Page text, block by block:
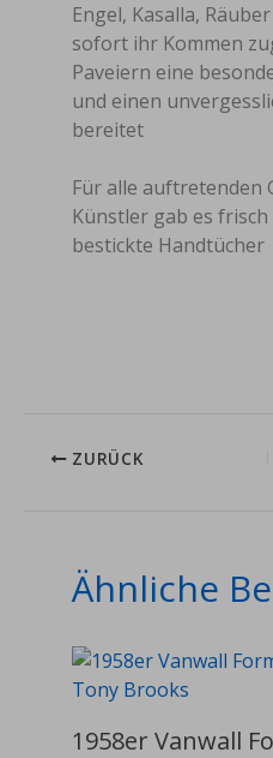
Engel, Kasalla,
sofort ihr Kommen
Paveiern eine
und einen
bereitet
Für alle auftretenden
Künstler gab es frisch
bestickte Handtücher
ZURÜCK
Ähnliche
1958er Vanwall